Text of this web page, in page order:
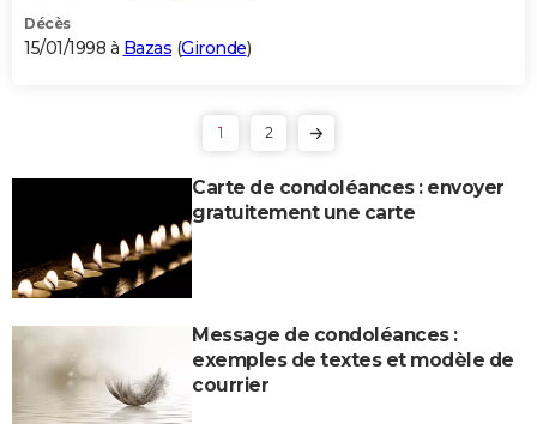
Décès
15/01/1998 à Bazas (Gironde)
1 2
Carte de condoléances : envoyer
gratuitement une carte
Message de condoléances :
exemples de textes et modèle de
courrier